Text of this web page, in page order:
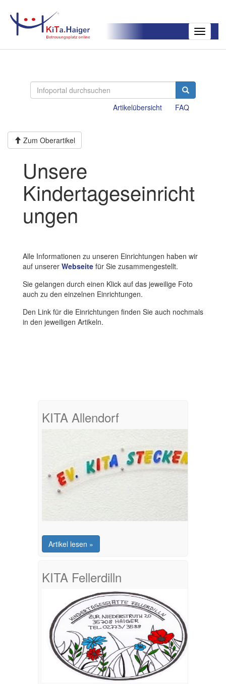
Toggle
FAQ
Artikelübersicht
Zum Oberartikel
Unsere
Kindertageseinricht
ungen
Alle Informationen zu unseren Einrichtungen haben wir
auf unserer Webseite für Sie zusammengestellt.
Sie gelangen durch einen Klick auf das jeweilige Foto
auch zu den einzelnen Einrichtungen.
Den Link für die Einrichtungen finden Sie auch nochmals
in den jeweiligen Artikeln.
KITA Allendorf
Artikel lesen »
KITA Fellerdilln